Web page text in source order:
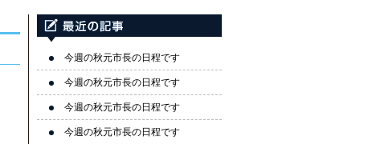
今週の秋元市長の日程です
今週の秋元市長の日程です
今週の秋元市長の日程です
今週の秋元市長の日程です